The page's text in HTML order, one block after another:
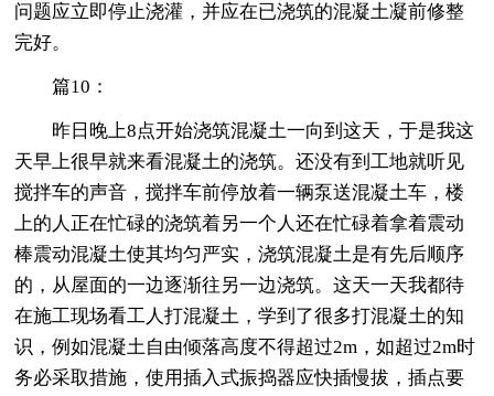
问题应立即停止浇灌，并应在已浇筑的混凝土凝前修整
完好。
篇10：
昨日晚上8点开始浇筑混凝土一向到这天，于是我这
天早上很早就来看混凝土的浇筑。还没有到工地就听见
搅拌车的声音，搅拌车前停放着一辆泵送混凝土车，楼
上的人正在忙碌的浇筑着另一个人还在忙碌着拿着震动
棒震动混凝土使其均匀严实，浇筑混凝土是有先后顺序
的，从屋面的一边逐渐往另一边浇筑。这天一天我都待
在施工现场看工人打混凝土，学到了很多打混凝土的知
识，例如混凝土自由倾落高度不得超过2m，如超过2m时
务必采取措施，使用插入式振捣器应快插慢拔，插点要